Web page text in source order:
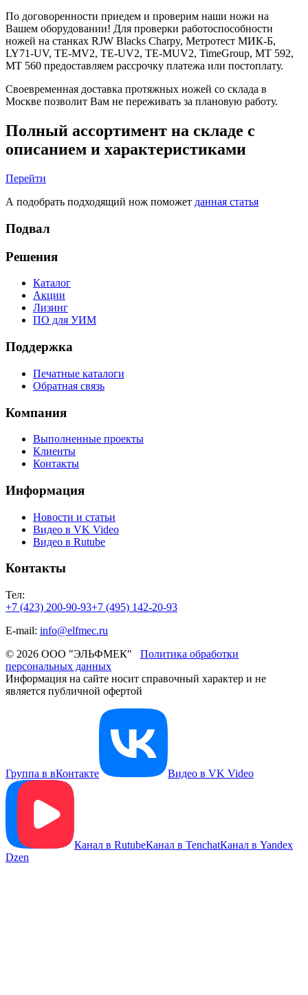
По договоренности приедем и проверим наши ножи на
Вашем оборудовании! Для проверки работоспособности
ножей на станках RJW Blacks Charpy, Метротест МИК-Б,
LY71-UV, TE-MV2, TE-UV2, ТЕ-MUV2, TimeGroup, МТ 592,
МТ 560 предоставляем рассрочку платежа или постоплату.
Своевременная доставка протяжных ножей со склада в
Москве позволит Вам не переживать за плановую работу.
Полный ассортимент на складе с
описанием и характеристиками
Перейти
А подобрать подходящий нож поможет данная статья
Подвал
Решения
Каталог
Акции
Лизинг
ПО для УИМ
Поддержка
Печатные каталоги
Обратная связь
Компания
Выполненные проекты
Клиенты
Контакты
Информация
Новости и статьи
Видео в VK Video
Видео в Rutube
Контакты
Тел:
+7 (423) 200-90-93+7 (495) 142-20-93
E-mail: info@elfmec.ru
© 2026 ООО "ЭЛЬФМЕК" Политика обработки
персональных данных
Информация на сайте носит справочный характер и не
является публичной офертой
Группа в вКонтакте Видео в VK Video
Канал в RutubeКанал в TenchatКанал в Yandex
Dzen